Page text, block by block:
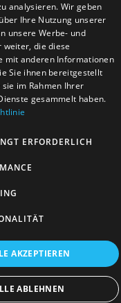
Hoher Kontrast
Links hervorheben
analysieren. Wir geben
Ihre Nutzung unserer
unsere Werbe- und
die diese
mit anderen Informationen
Sie ihnen bereitgestellt
im Rahmen Ihrer
gesammelt haben.
ERFORDERLICH
AKZEPTIEREN
ABLEHNEN